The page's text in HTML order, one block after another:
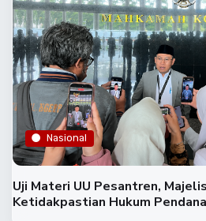
Nasional
Uji Materi UU Pesantren,
Ketidakpastian Hukum